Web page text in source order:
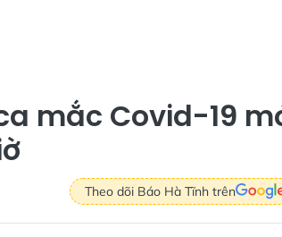
mắc Covid-19
Theo dõi Báo Hà Tĩnh trên